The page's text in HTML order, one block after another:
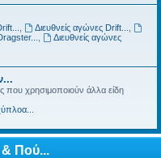
Διευθνείς αγώνες Drift...
Διευθνείς αγώνες
που χρησιμοποιούν άλλα είδη
& Πού...